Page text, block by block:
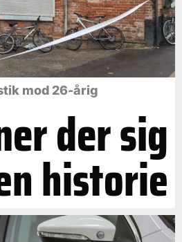
mod 26-årig
der sig
historie